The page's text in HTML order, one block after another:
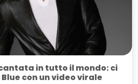
in tutto il mondo: ci
con un video virale